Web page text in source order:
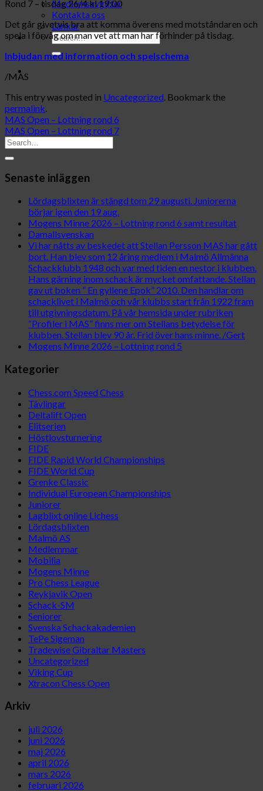
Medlemsavgifter
Kontakta oss
Länkar
Rond 7 – tisdag 26/4 kl 19:00
Det går givetvis bra att komma överens med motståndaren och
spela i förväg om man vet att man har förhinder på tisdag.
Inbjudan med information och spelschema
/MAS
This entry was posted in Uncategorized. Bookmark the
permalink.
MAS Open – Lottning rond 6
MAS Open – Lottning rond 7
Senaste inläggen
Lördagsblixten är stängd tom 29 augusti. Juniorerna
börjar igen den 19 aug.
Mogens Minne 2026 – Lottning rond 6 samt resultat
Damallsvenskan
Vi har nåtts av beskedet att Stellan Persson MAS har gått
bort. Han blev som 12 åring medlem i Malmö Allmänna
Schackklubb 1948 och var med tiden en nestor i klubben.
Hans gärning inom schack är mycket omfattande. Stellan
gav ut boken ” En gyllene Epok” 2010. Den handlar om
schacklivet i Malmö och vår klubbs start från 1922 fram
till utgivningsdatum. På vår hemsida under rubriken
“Profiler i MAS” finns mer om Stellans betydelse för
klubben. Stellan blev 90 år. Frid över hans minne. /Gert
Mogens Minne 2026 – Lottning rond 5
Kategorier
Chess.com Speed Chess
Tävlingar
Deltalift Open
Elitserien
Höstlovsturnering
FIDE
FIDE Rapid World Championships
FIDE World Cup
Grenke Classic
Individual European Championships
Juniorer
Lagblixt online Lichess
Lördagsblixten
Malmö AS
Medlemmar
Mobilia
Mogens Minne
Pro Chess League
Reykjavik Open
Schack-SM
Seniorer
Svenska Schackakademien
TePe Sigeman
Tradewise Gibraltar Masters
Uncategorized
Viking Cup
Xtracon Chess Open
Arkiv
juli 2026
juni 2026
maj 2026
april 2026
mars 2026
februari 2026